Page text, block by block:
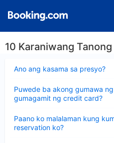
10 Karaniwang Tanong
Ano ang kasama sa presyo?
ang
Puwede ba akong gumawa
gumagamit ng credit card?
ang
sagot
Paano ko malalaman kung
reservation ko?
ang
sagot